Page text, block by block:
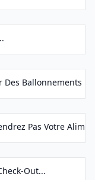
Des Ballonnements
Pas Votre
Out...